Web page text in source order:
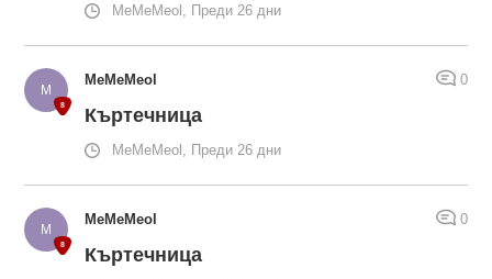
MeMeMeol, Преди 26 дни
MeMeMeol 0
Къртечница
MeMeMeol, Преди 26 дни
MeMeMeol 0
Къртечница